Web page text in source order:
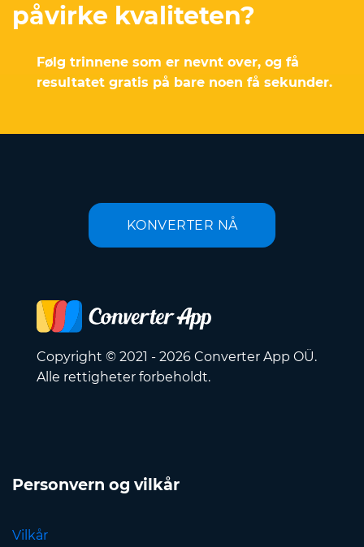
påvirke kvaliteten?
Følg trinnene som er nevnt over, og få
resultatet gratis på bare noen få sekunder.
KONVERTER NÅ
Copyright © 2021 - 2026 Converter App OÜ.
Alle rettigheter forbeholdt.
Personvern og vilkår
Vilkår